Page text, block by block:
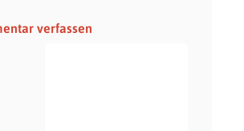
verfassen